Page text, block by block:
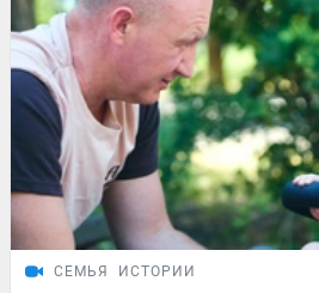
СЕМЬЯ ИСТОРИИ